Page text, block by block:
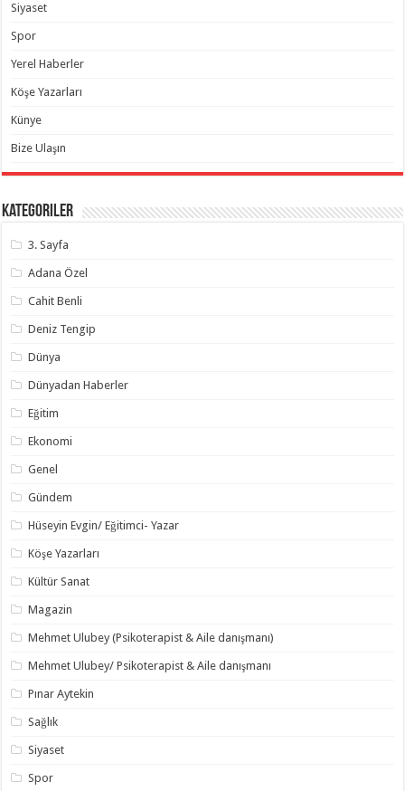
Siyaset
Spor
Yerel Haberler
Köşe Yazarları
Künye
Bize Ulaşın
Kategoriler
3. Sayfa
Adana Özel
Cahit Benli
Deniz Tengip
Dünya
Dünyadan Haberler
Eğitim
Ekonomi
Genel
Gündem
Hüseyin Evgin/ Eğitimci- Yazar
Köşe Yazarları
Kültür Sanat
Magazin
Mehmet Ulubey (Psikoterapist & Aile danışmanı)
Mehmet Ulubey/ Psikoterapist & Aile danışmanı
Pınar Aytekin
Sağlık
Siyaset
Spor